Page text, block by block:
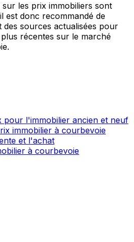
les prix immobiliers sont
est donc recommandé de
sources actualisées pour
récentes sur le marché
pour l'immobilier ancien et neuf
immobilier à courbevoie
et l'achat
à courbevoie